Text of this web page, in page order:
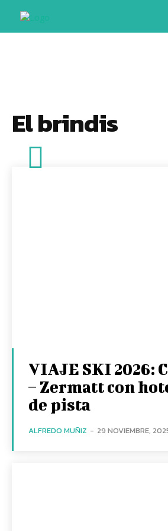
El brindis
VIAJE SKI 2026:
– Zermatt con
de pista
ALFREDO MUÑIZ - 29 NOVIEMBRE,